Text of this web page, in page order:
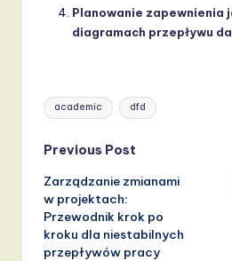
Planowanie zapewnienia
diagramach przepływu
Tags:
academic dfd
Post
navigation
Previous Post
Zarządzanie zmianami
w projektach:
Przewodnik krok po
kroku dla niestabilnych
przepływów pracy